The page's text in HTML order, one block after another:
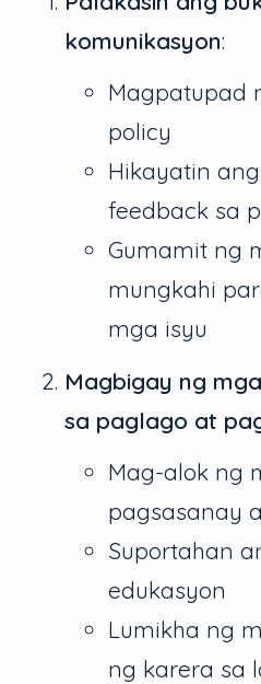
komunikasyon:
Magpatupad
policy
Hikayatin
feedback sa
Gumamit ng
mungkahi
mga isyu
Magbigay ng
sa paglago at
Mag-alok ng
pagsasanay
Suportahan
edukasyon
Lumikha ng
ng karera sa